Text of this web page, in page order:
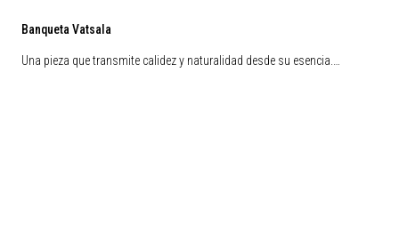
Banqueta Vatsala
Una pieza que transmite calidez y naturalidad desde su esencia.…